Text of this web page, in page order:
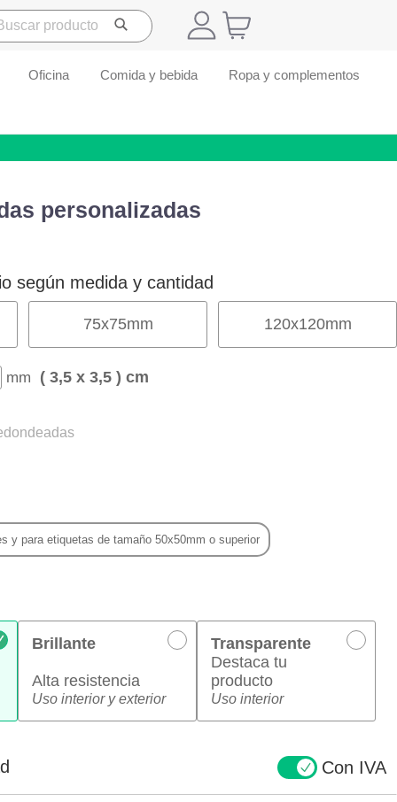
Oficina Comida y bebida Ropa y complementos
personalizadas
según medida y cantidad
75x75mm 120x120mm
mm ( 3,5 x 3,5 ) cm
y para etiquetas de tamaño 50x50mm o superior
Brillante
Alta resistencia
Uso interior y exterior
Transparente
Destaca tu
producto
Uso interior
Con IVA